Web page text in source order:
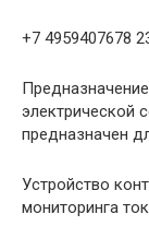
+7 4959407678
электрической
предназначен
Устройство
мониторинга